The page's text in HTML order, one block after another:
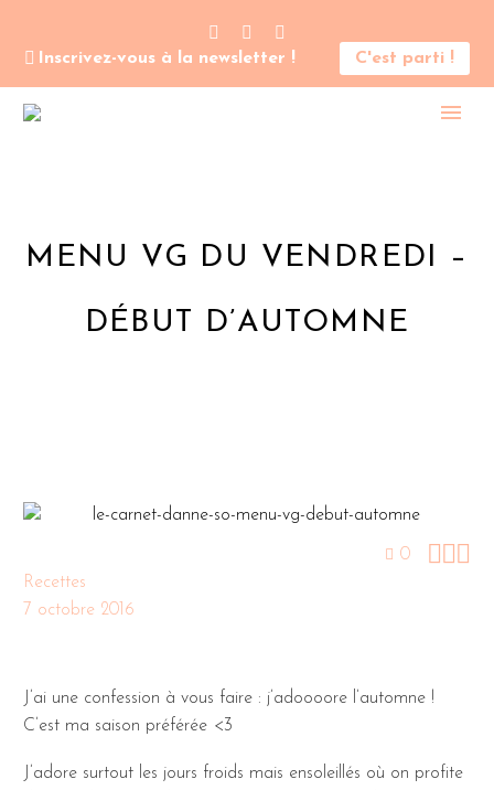
Inscrivez-vous à la newsletter ! C'est parti !
MENU VG DU VENDREDI –
DÉBUT D’AUTOMNE
0 
Recettes
7 octobre 2016
J’ai une confession à vous faire : j’adoooore l’automne !
C’est ma saison préférée <3
J’adore surtout les jours froids mais ensoleillés où on profite